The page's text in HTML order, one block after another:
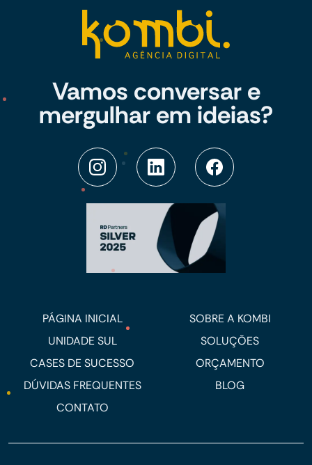
Vamos conversar e
mergulhar em ideias?
PÁGINA INICIAL
SOBRE A KOMBI
UNIDADE SUL
SOLUÇÕES
CASES DE SUCESSO
ORÇAMENTO
DÚVIDAS FREQUENTES
BLOG
CONTATO